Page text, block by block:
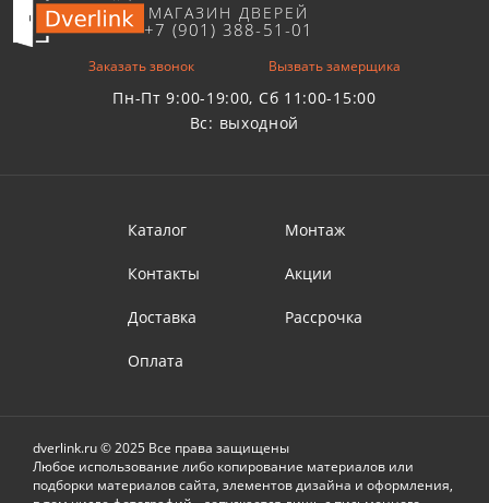
МАГАЗИН ДВЕРЕЙ
+7 (901) 388-51-01
Заказать звонок Вызвать замерщика
Пн-Пт 9:00-19:00, Сб 11:00-15:00
Вс: выходной
Каталог
Контакты
Доставка
Оплата
Монтаж
Акции
Рассрочка
dverlink.ru © 2025 Все права защищены
Любое использование либо копирование материалов или
подборки материалов сайта, элементов дизайна и оформления,